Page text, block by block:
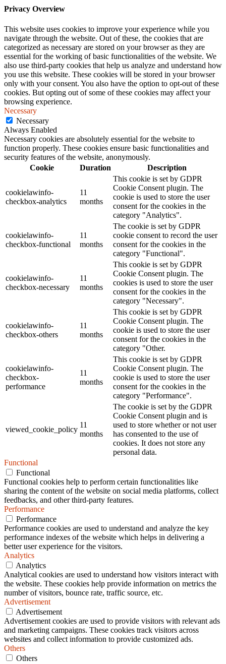
Privacy Overview
This website uses cookies to improve your experience while you
navigate through the website. Out of these, the cookies that are
categorized as necessary are stored on your browser as they are
essential for the working of basic functionalities of the website. We
also use third-party cookies that help us analyze and understand how
you use this website. These cookies will be stored in your browser
only with your consent. You also have the option to opt-out of these
cookies. But opting out of some of these cookies may affect your
browsing experience.
Necessary
Necessary
Always Enabled
Necessary cookies are absolutely essential for the website to
function properly. These cookies ensure basic functionalities and
security features of the website, anonymously.
Cookie
Duration Description
cookielawinfo-
checkbox-analytics
11
months
This cookie is set by GDPR
Cookie Consent plugin. The
cookie is used to store the user
consent for the cookies in the
category "Analytics".
cookielawinfo-
checkbox-functional
11
months
The cookie is set by GDPR
cookie consent to record the user
consent for the cookies in the
category "Functional".
cookielawinfo-
checkbox-necessary
11
months
This cookie is set by GDPR
Cookie Consent plugin. The
cookies is used to store the user
consent for the cookies in the
category "Necessary".
cookielawinfo-
checkbox-others
11
months
This cookie is set by GDPR
Cookie Consent plugin. The
cookie is used to store the user
consent for the cookies in the
category "Other.
cookielawinfo-
checkbox-
performance
11
months
This cookie is set by GDPR
Cookie Consent plugin. The
cookie is used to store the user
consent for the cookies in the
category "Performance".
viewed_cookie_policy
11
months
The cookie is set by the GDPR
Cookie Consent plugin and is
used to store whether or not user
has consented to the use of
cookies. It does not store any
personal data.
Functional
Functional
Functional cookies help to perform certain functionalities like
sharing the content of the website on social media platforms, collect
feedbacks, and other third-party features.
Performance
Performance
Performance cookies are used to understand and analyze the key
performance indexes of the website which helps in delivering a
better user experience for the visitors.
Analytics
Analytics
Analytical cookies are used to understand how visitors interact with
the website. These cookies help provide information on metrics the
number of visitors, bounce rate, traffic source, etc.
Advertisement
Advertisement
Advertisement cookies are used to provide visitors with relevant ads
and marketing campaigns. These cookies track visitors across
websites and collect information to provide customized ads.
Others
Others